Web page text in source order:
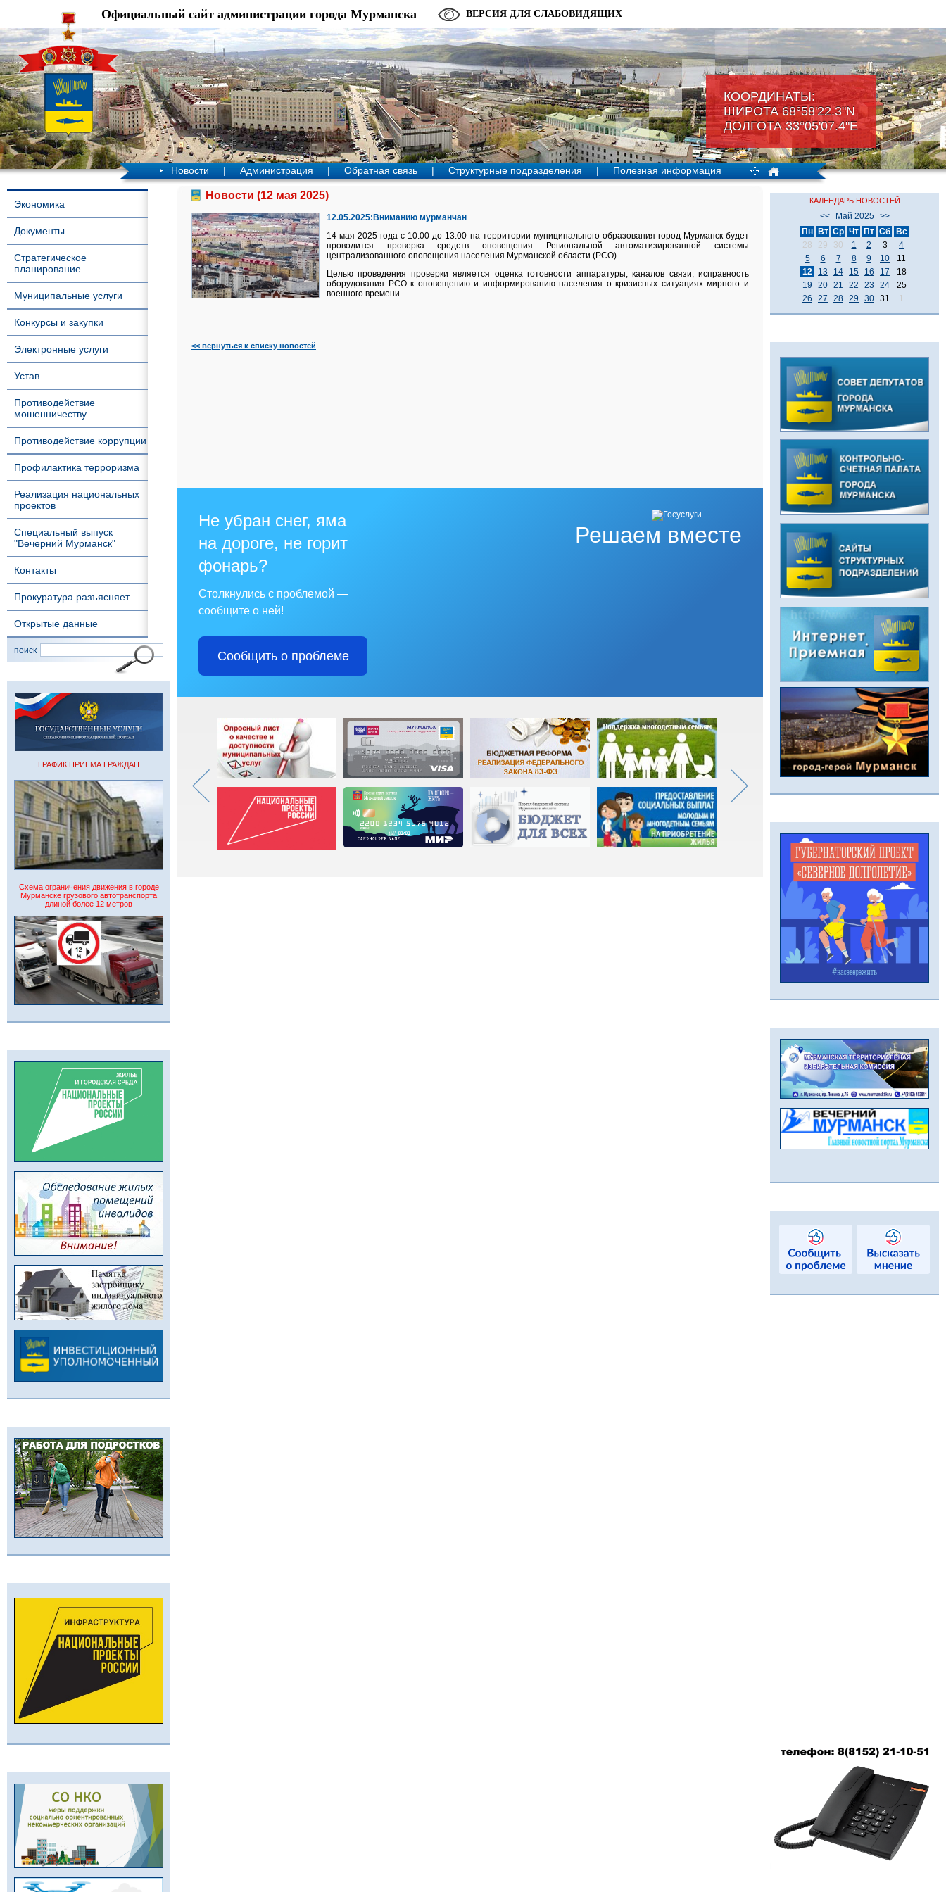
КООРДИНАТЫ:
ШИРОТА 68°58'22.3"N
ДОЛГОТА 33°05'07.4"Е
Официальный сайт администрации города Мурманска ВЕРСИЯ ДЛЯ СЛАБОВИДЯЩИХ
Новости | Администрация | Обратная связь | Структурные подразделения | Полезная информация
Экономика
Документы
Стратегическое
планирование
Муниципальные услуги
Конкурсы и закупки
Электронные услуги
Устав
Противодействие
мошенничеству
Противодействие коррупции
Профилактика терроризма
Реализация национальных
проектов
Специальный выпуск
"Вечерний Мурманск"
Контакты
Прокуратура разъясняет
Открытые данные
поиск
ГРАФИК ПРИЕМА ГРАЖДАН
Схема ограничения движения в городе
Мурманске грузового автотранспорта
длиной более 12 метров
Новости (12 мая 2025)
12.05.2025:Вниманию мурманчан
14 мая 2025 года с 10:00 до 13:00 на территории муниципального образования город Мурманск будет
проводится проверка средств оповещения Региональной автоматизированной системы
централизованного оповещения населения Мурманской области (РСО).
Целью проведения проверки является оценка готовности аппаратуры, каналов связи, исправность
оборудования РСО к оповещению и информированию населения о кризисных ситуациях мирного и
военного времени.
<< вернуться к списку новостей
Решаем вместе
Не убран снег, яма
на дороге, не горит
фонарь?
Столкнулись с проблемой —
сообщите о ней!
Сообщить о проблеме
КАЛЕНДАРЬ НОВОСТЕЙ
<< Май 2025
>>
Пн
Вт Ср Чт Пт Сб
Вс
28
29 30 1 2 3
4
5
6 7 8 9 10
11
12
13 14 15 16 17
18
19
20 21 22 23 24
25
26
27 28 29 30 31 1